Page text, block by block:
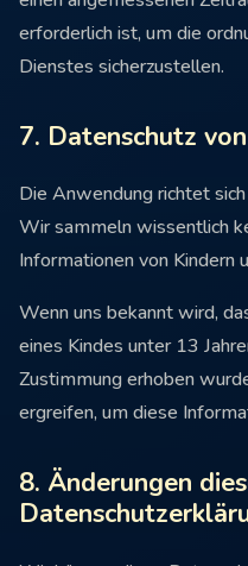
erforderlich ist, um die
Dienstes sicherzustellen.
7. Datenschutz
Die Anwendung richtet
Wir sammeln wissentlich
Informationen von Kindern
Wenn uns bekannt wird,
eines Kindes unter 13
Zustimmung erhoben
ergreifen, um diese
8. Änderungen